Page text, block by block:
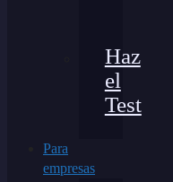
Haz
el
Test
Para
empresas